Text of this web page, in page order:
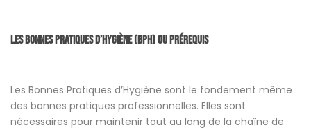
Les Bonnes Pratiques d’Hygiène (BPH) ou prérequis
Les Bonnes Pratiques d’Hygiène sont le fondement même
des bonnes pratiques professionnelles. Elles sont
nécessaires pour maintenir tout au long de la chaîne de